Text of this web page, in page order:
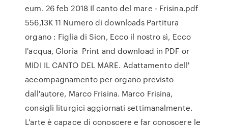
eum. 26 feb 2018 Il canto del mare - Frisina.pdf
556,13K 11 Numero di downloads Partitura
organo : Figlia di Sion, Ecco il nostro sì, Ecco
l'acqua, Gloria Print and download in PDF or
MIDI IL CANTO DEL MARE. Adattamento dell'
accompagnamento per organo previsto
dall'autore, Marco Frisina. Marco Frisina,
consigli liturgici aggiornati settimanalmente.
L'arte è capace di conoscere e far conoscere le